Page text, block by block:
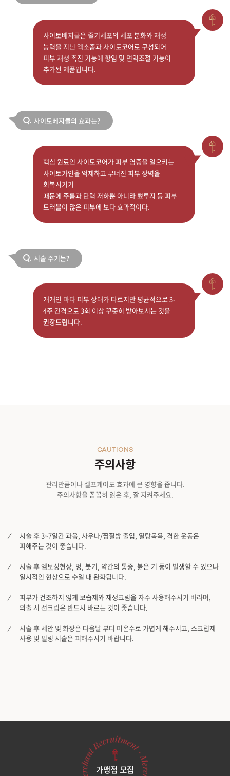
사이토베지클은 줄기세포의 세포 분화와 재생
능력을 지닌 엑소좀과 사이토코어로 구성되어
피부 재생 촉진 기능에 항염 및 면역조절 기능이
추가된 제품입니다.
Q. 사이토베지클의 효과는?
핵심 원료인 사이토코어가 피부 염증을 일으키는
사이토카인을 억제하고 무너진 피부 장벽을
회복시키기
때문에 주름과 탄력 저하뿐 아니라 뾰루지 등 피부
트러블이 많은 피부에 보다 효과적이다.
Q. 시술 주기는?
개개인 마다 피부 상태가 다르지만 평균적으로 3-
4주 간격으로 3회 이상 꾸준히 받아보시는 것을
권장드립니다.
주의사항
CAUTIONS
관리만큼이나 셀프케어도 효과에 큰 영향을 줍니다.
주의사항을 꼼꼼히 읽은 후, 잘 지켜주세요.
시술 후 3~7일간 과음, 사우나/찜질방 출입, 열탕목욕, 격한 운동은
피해주는 것이 좋습니다.
시술 후 엠보싱현상, 멍, 붓기, 약간의 통증, 붉은 기 등이 발생할 수 있으나
일시적인 현상으로 수일 내 완화됩니다.
피부가 건조하지 않게 보습제와 재생크림을 자주 사용해주시기 바라며,
외출 시 선크림은 반드시 바르는 것이 좋습니다.
시술 후 세안 및 화장은 다음날 부터 미온수로 가볍게 해주시고, 스크럽제
사용 및 필링 시술은 피해주시기 바랍니다.
가맹점 모집